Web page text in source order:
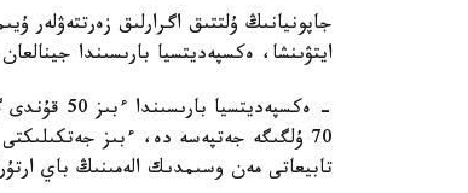
ايتۋىنشا، ەكسپەديتسيا بارىسىندا
-
70 ۇلگىگە جەتپەسە دە، ءبىز
تابيعاتى مەن وسىمدىك الەمىنىڭ باي